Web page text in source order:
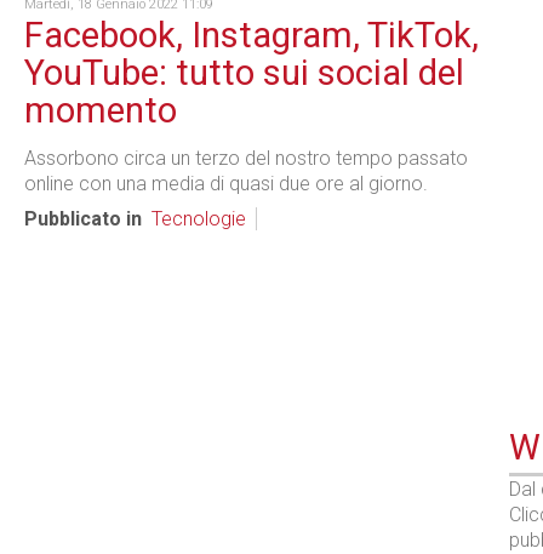
Martedì, 18 Gennaio 2022 11:09
Facebook, Instagram, TikTok,
YouTube: tutto sui social del
momento
Assorbono circa un terzo del nostro tempo passato
online con una media di quasi due ore al giorno.
Pubblicato in Tecnologie